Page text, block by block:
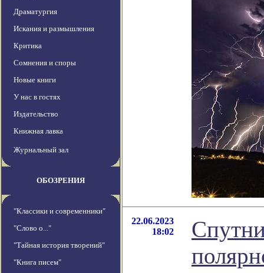
Драматургия
Искания и размышления
Критика
Сомнения и споры
Новые книги
У нас в гостях
Издательство
Книжная лавка
Журнальный зал
ОБОЗРЕНИЯ
"Классики и современники"
"Слово о..."
"Тайная история творений"
"Книга писем"
22.06.2023
18:02